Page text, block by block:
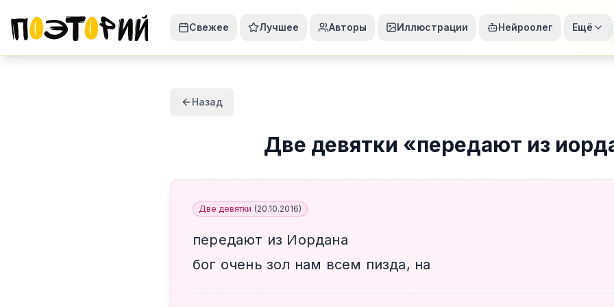
Свежее Лучшее Авторы Иллюстрации Нейроолег Ещё
Назад
Две девятки «передают из
Две девятки (20.10.2016)
передают из Иордана
бог очень зол нам всем пизда, на